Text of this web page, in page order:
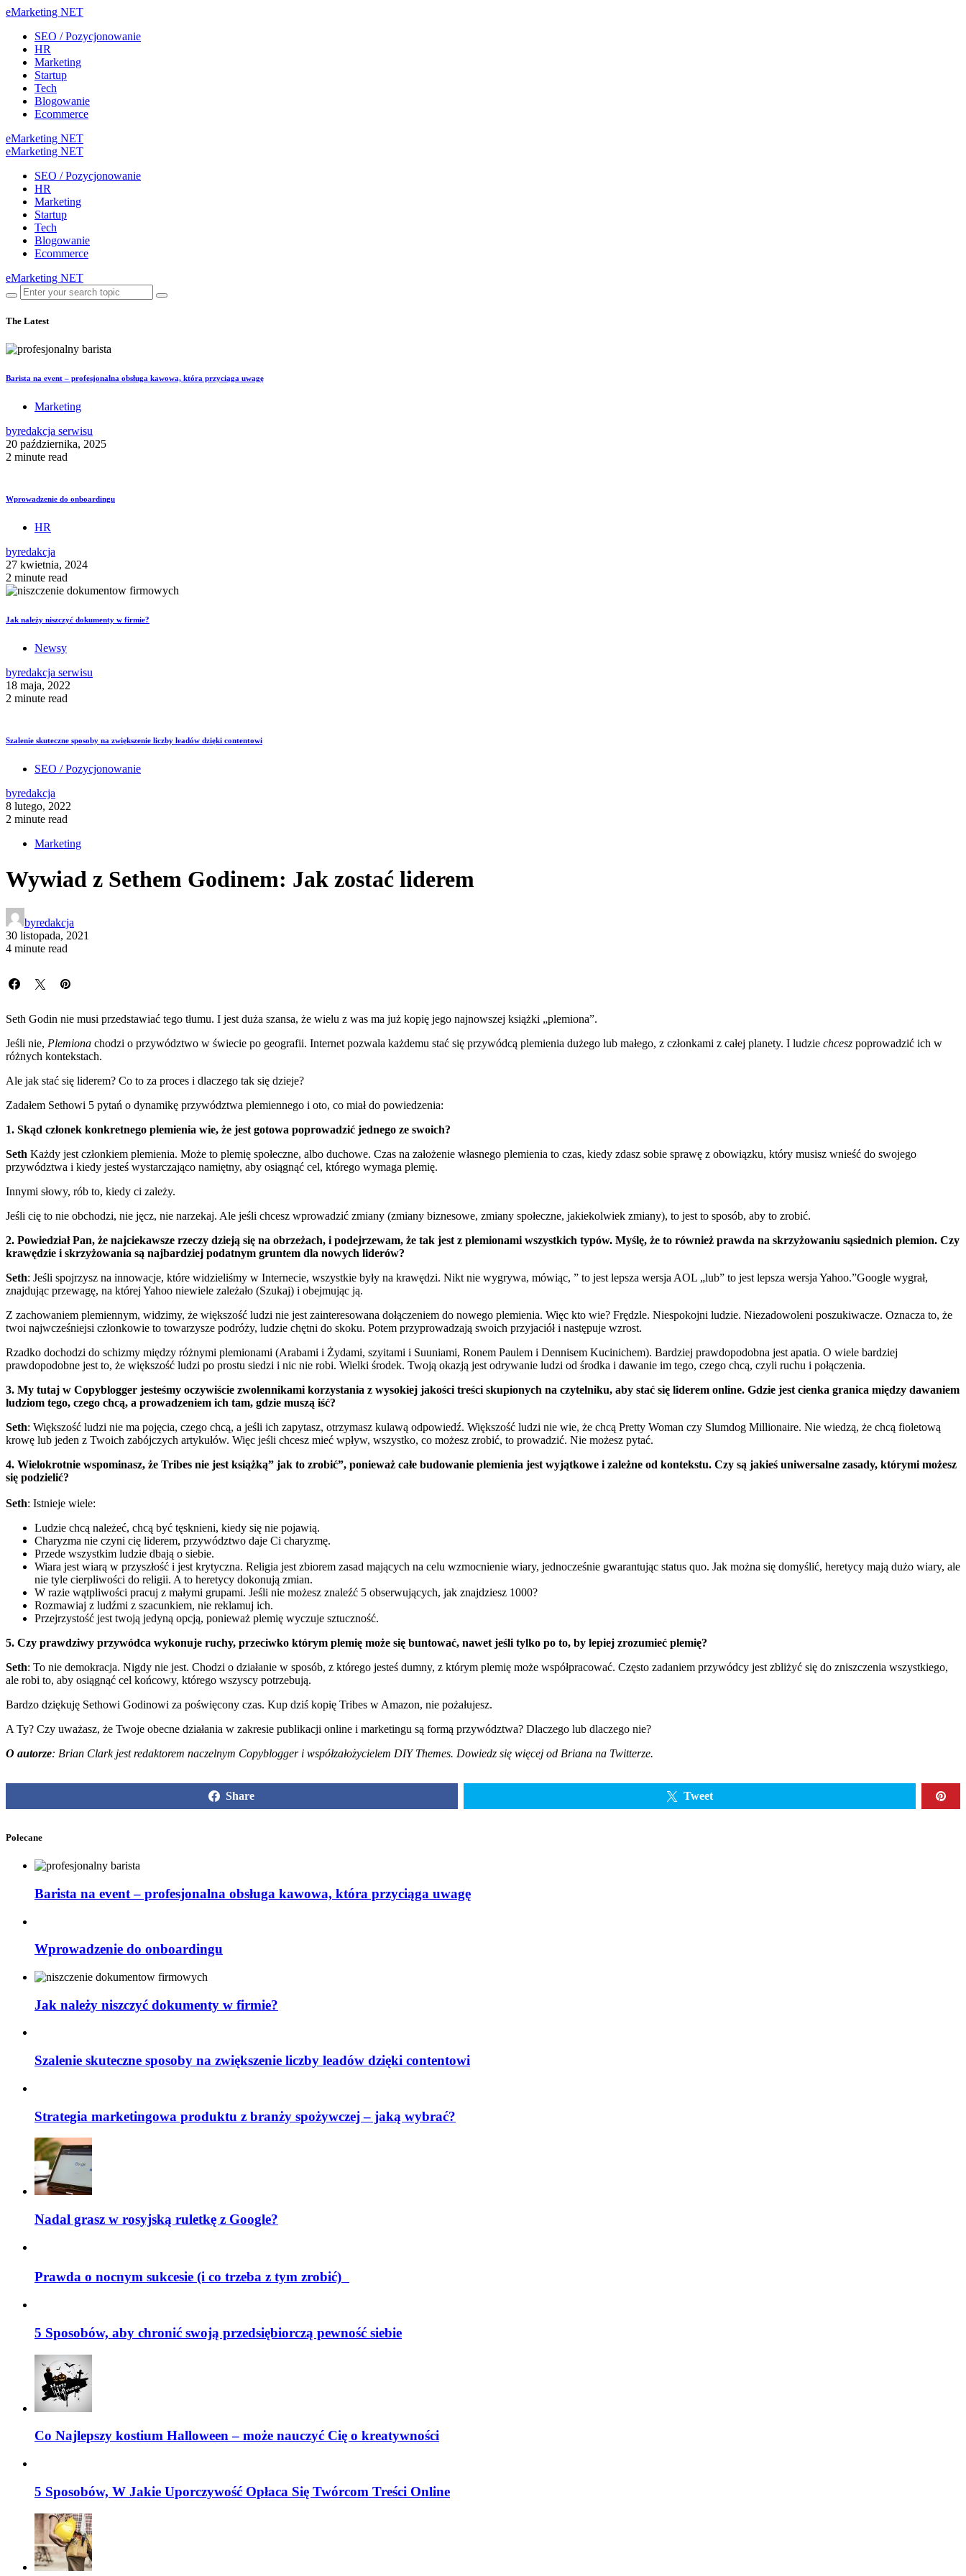
eMarketing NET
SEO / Pozycjonowanie
HR
Marketing
Startup
Tech
Blogowanie
Ecommerce
eMarketing NET
eMarketing NET
SEO / Pozycjonowanie
HR
Marketing
Startup
Tech
Blogowanie
Ecommerce
eMarketing NET
The Latest
Barista na event – profesjonalna obsługa kawowa, która przyciąga uwagę
Marketing
byredakcja serwisu
20 października, 2025
2 minute read
Wprowadzenie do onboardingu
HR
byredakcja
27 kwietnia, 2024
2 minute read
Jak należy niszczyć dokumenty w firmie?
Newsy
byredakcja serwisu
18 maja, 2022
2 minute read
Szalenie skuteczne sposoby na zwiększenie liczby leadów dzięki contentowi
SEO / Pozycjonowanie
byredakcja
8 lutego, 2022
2 minute read
Marketing
Wywiad z Sethem Godinem: Jak zostać liderem
byredakcja
30 listopada, 2021
4 minute read
Seth Godin nie musi przedstawiać tego tłumu. I jest duża szansa, że wielu z was ma już kopię jego najnowszej książki „plemiona”.
Jeśli nie, Plemiona chodzi o przywództwo w świecie po geografii. Internet pozwala każdemu stać się przywódcą plemienia dużego lub małego, z członkami z całej planety. I ludzie chcesz poprowadzić ich w
różnych kontekstach.
Ale jak stać się liderem? Co to za proces i dlaczego tak się dzieje?
Zadałem Sethowi 5 pytań o dynamikę przywództwa plemiennego i oto, co miał do powiedzenia:
1. Skąd członek konkretnego plemienia wie, że jest gotowa poprowadzić jednego ze swoich?
Seth Każdy jest członkiem plemienia. Może to plemię społeczne, albo duchowe. Czas na założenie własnego plemienia to czas, kiedy zdasz sobie sprawę z obowiązku, który musisz wnieść do swojego
przywództwa i kiedy jesteś wystarczająco namiętny, aby osiągnąć cel, którego wymaga plemię.
Innymi słowy, rób to, kiedy ci zależy.
Jeśli cię to nie obchodzi, nie jęcz, nie narzekaj. Ale jeśli chcesz wprowadzić zmiany (zmiany biznesowe, zmiany społeczne, jakiekolwiek zmiany), to jest to sposób, aby to zrobić.
2. Powiedział Pan, że najciekawsze rzeczy dzieją się na obrzeżach, i podejrzewam, że tak jest z plemionami wszystkich typów. Myślę, że to również prawda na skrzyżowaniu sąsiednich plemion. Czy
krawędzie i skrzyżowania są najbardziej podatnym gruntem dla nowych liderów?
Seth: Jeśli spojrzysz na innowacje, które widzieliśmy w Internecie, wszystkie były na krawędzi. Nikt nie wygrywa, mówiąc, ” to jest lepsza wersja AOL „lub” to jest lepsza wersja Yahoo.”Google wygrał,
znajdując przewagę, na której Yahoo niewiele zależało (Szukaj) i obejmując ją.
Z zachowaniem plemiennym, widzimy, że większość ludzi nie jest zainteresowana dołączeniem do nowego plemienia. Więc kto wie? Frędzle. Niespokojni ludzie. Niezadowoleni poszukiwacze. Oznacza to, że
twoi najwcześniejsi członkowie to towarzysze podróży, ludzie chętni do skoku. Potem przyprowadzają swoich przyjaciół i następuje wzrost.
Rzadko dochodzi do schizmy między różnymi plemionami (Arabami i Żydami, szyitami i Suuniami, Ronem Paulem i Dennisem Kucinichem). Bardziej prawdopodobna jest apatia. O wiele bardziej
prawdopodobne jest to, że większość ludzi po prostu siedzi i nic nie robi. Wielki środek. Twoją okazją jest odrywanie ludzi od środka i dawanie im tego, czego chcą, czyli ruchu i połączenia.
3. My tutaj w Copyblogger jesteśmy oczywiście zwolennikami korzystania z wysokiej jakości treści skupionych na czytelniku, aby stać się liderem online. Gdzie jest cienka granica między dawaniem
ludziom tego, czego chcą, a prowadzeniem ich tam, gdzie muszą iść?
Seth: Większość ludzi nie ma pojęcia, czego chcą, a jeśli ich zapytasz, otrzymasz kulawą odpowiedź. Większość ludzi nie wie, że chcą Pretty Woman czy Slumdog Millionaire. Nie wiedzą, że chcą fioletową
krowę lub jeden z Twoich zabójczych artykułów. Więc jeśli chcesz mieć wpływ, wszystko, co możesz zrobić, to prowadzić. Nie możesz pytać.
4. Wielokrotnie wspominasz, że Tribes nie jest książką” jak to zrobić”, ponieważ całe budowanie plemienia jest wyjątkowe i zależne od kontekstu. Czy są jakieś uniwersalne zasady, którymi możesz
się podzielić?
Seth: Istnieje wiele:
Ludzie chcą należeć, chcą być tęsknieni, kiedy się nie pojawią.
Charyzma nie czyni cię liderem, przywództwo daje Ci charyzmę.
Przede wszystkim ludzie dbają o siebie.
Wiara jest wiarą w przyszłość i jest krytyczna. Religia jest zbiorem zasad mających na celu wzmocnienie wiary, jednocześnie gwarantując status quo. Jak można się domyślić, heretycy mają dużo wiary, ale
nie tyle cierpliwości do religii. A to heretycy dokonują zmian.
W razie wątpliwości pracuj z małymi grupami. Jeśli nie możesz znaleźć 5 obserwujących, jak znajdziesz 1000?
Rozmawiaj z ludźmi z szacunkiem, nie reklamuj ich.
Przejrzystość jest twoją jedyną opcją, ponieważ plemię wyczuje sztuczność.
5. Czy prawdziwy przywódca wykonuje ruchy, przeciwko którym plemię może się buntować, nawet jeśli tylko po to, by lepiej zrozumieć plemię?
Seth: To nie demokracja. Nigdy nie jest. Chodzi o działanie w sposób, z którego jesteś dumny, z którym plemię może współpracować. Często zadaniem przywódcy jest zbliżyć się do zniszczenia wszystkiego,
ale robi to, aby osiągnąć cel końcowy, którego wszyscy potrzebują.
Bardzo dziękuję Sethowi Godinowi za poświęcony czas. Kup dziś kopię Tribes w Amazon, nie pożałujesz.
A Ty? Czy uważasz, że Twoje obecne działania w zakresie publikacji online i marketingu są formą przywództwa? Dlaczego lub dlaczego nie?
O autorze: Brian Clark jest redaktorem naczelnym Copyblogger i współzałożycielem DIY Themes. Dowiedz się więcej od Briana na Twitterze.
Share Tweet
Polecane
Barista na event – profesjonalna obsługa kawowa, która przyciąga uwagę
Wprowadzenie do onboardingu
Jak należy niszczyć dokumenty w firmie?
Szalenie skuteczne sposoby na zwiększenie liczby leadów dzięki contentowi
Strategia marketingowa produktu z branży spożywczej – jaką wybrać?
Nadal grasz w rosyjską ruletkę z Google?
Prawda o nocnym sukcesie (i co trzeba z tym zrobić)
5 Sposobów, aby chronić swoją przedsiębiorczą pewność siebie
Co Najlepszy kostium Halloween – może nauczyć Cię o kreatywności
5 Sposobów, W Jakie Uporczywość Opłaca Się Twórcom Treści Online